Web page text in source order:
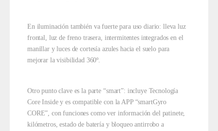
En iluminación también va fuerte para uso diario: lleva luz
frontal, luz de freno trasera, intermitentes integrados en el
manillar y luces de cortesía azules hacia el suelo para
mejorar la visibilidad 360º.
Otro punto clave es la parte “smart”: incluye Tecnología
Core Inside y es compatible con la APP “smartGyro
CORE”, con funciones como ver información del patinete,
kilómetros, estado de batería y bloqueo antirrobo a